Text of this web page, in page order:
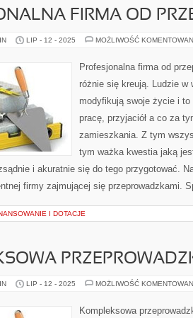
FIRMA OD
LIP - 12 - 2025 MOŻLIWOŚĆ
Profesjonalna firma od
różnie się kreują. Ludzie w
modyfikują swoje życie i to
pracę, przyjaciół a co za
zamieszkania. Z tym
tym ważka kwestia jaką
i akuratnie się do tego przygotować.
firmy zajmującej się przeprowadzkami.
I DOTACJE
LIP - 12 - 2025 MOŻLIWOŚĆ
Kompleksowa